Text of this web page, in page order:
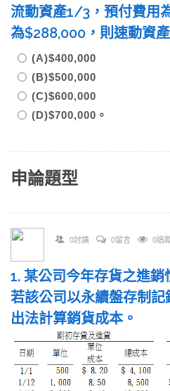
流動資產1/3，預付費用
為$288,000，則速動資
(A)$400,000
(B)$500,000
(C)$600,000
(D)$700,000。
申論題型
0討論 0留言 0追
1. 某公司今年存貨之進銷
若該公司以永續盤存制
出法計算銷貨成本。